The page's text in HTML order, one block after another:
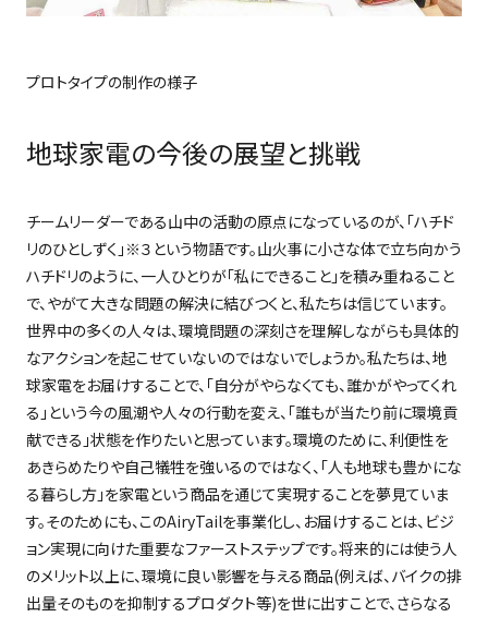
プロトタイプの制作の様子
地球家電の今後の展望と挑戦
チームリーダーである山中の活動の原点になっているのが、「ハチド
リのひとしずく」※３という物語です。山火事に小さな体で立ち向かう
ハチドリのように、一人ひとりが「私にできること」を積み重ねること
で、やがて大きな問題の解決に結びつくと、私たちは信じています。
世界中の多くの人々は、環境問題の深刻さを理解しながらも具体的
なアクションを起こせていないのではないでしょうか。私たちは、地
球家電をお届けすることで、「自分がやらなくても、誰かがやってくれ
る」という今の風潮や人々の行動を変え、「誰もが当たり前に環境貢
献できる」状態を作りたいと思っています。環境のために、利便性を
あきらめたりや自己犠牲を強いるのではなく、「人も地球も豊かにな
る暮らし方」を家電という商品を通じて実現することを夢見ていま
す。そのためにも、このAiryTailを事業化し、お届けすることは、ビジ
ョン実現に向けた重要なファーストステップです。将来的には使う人
のメリット以上に、環境に良い影響を与える商品(例えば、バイクの排
出量そのものを抑制するプロダクト等)を世に出すことで、さらなる